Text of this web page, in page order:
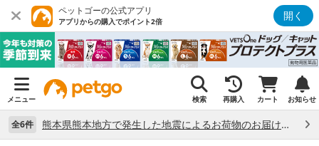
ペットゴーの公式アプリ
アプリからの購入でポイント2倍 開く
メニュー 検索 再購入 カート お知らせ
全6件 熊本県熊本地方で発生した地震によるお荷物のお届け状況について （7/28）